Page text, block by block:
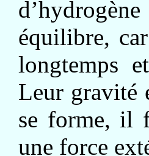
équilibre,
longtemps
Leur gravité
se forme, il
une force